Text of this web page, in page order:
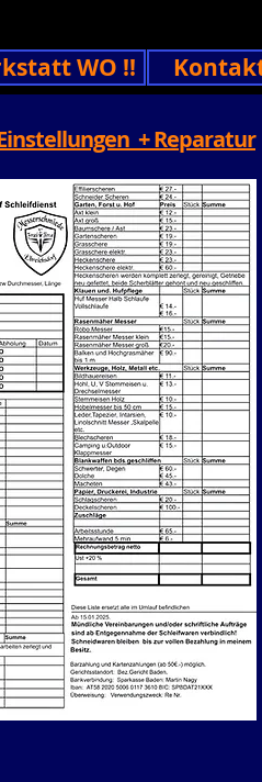
WO !!
+ Reparatur